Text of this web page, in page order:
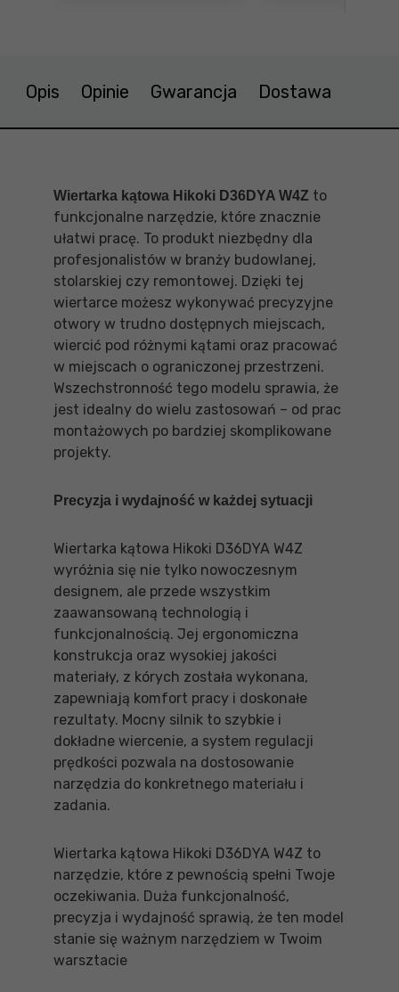
Opis Opinie Gwarancja Dostawa
Wiertarka kątowa Hikoki D36DYA W4Z to
funkcjonalne narzędzie, które znacznie
ułatwi pracę. To produkt niezbędny dla
profesjonalistów w branży budowlanej,
stolarskiej czy remontowej. Dzięki tej
wiertarce możesz wykonywać precyzyjne
otwory w trudno dostępnych miejscach,
wiercić pod różnymi kątami oraz pracować
w miejscach o ograniczonej przestrzeni.
Wszechstronność tego modelu sprawia, że
jest idealny do wielu zastosowań – od prac
montażowych po bardziej skomplikowane
projekty.
Precyzja i wydajność w każdej sytuacji
Wiertarka kątowa Hikoki D36DYA W4Z
wyróżnia się nie tylko nowoczesnym
designem, ale przede wszystkim
zaawansowaną technologią i
funkcjonalnością. Jej ergonomiczna
konstrukcja oraz wysokiej jakości
materiały, z kórych została wykonana,
zapewniają komfort pracy i doskonałe
rezultaty. Mocny silnik to szybkie i
dokładne wiercenie, a system regulacji
prędkości pozwala na dostosowanie
narzędzia do konkretnego materiału i
zadania.
Wiertarka kątowa Hikoki D36DYA W4Z to
narzędzie, które z pewnością spełni Twoje
oczekiwania. Duża funkcjonalność,
precyzja i wydajność sprawią, że ten model
stanie się ważnym narzędziem w Twoim
warsztacie